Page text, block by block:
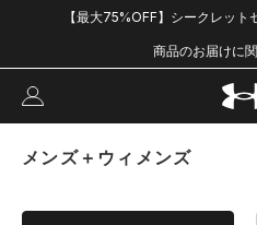
【最大75%OFF】シークレッ
商品のお届けに
メンズ＋ウィメンズ